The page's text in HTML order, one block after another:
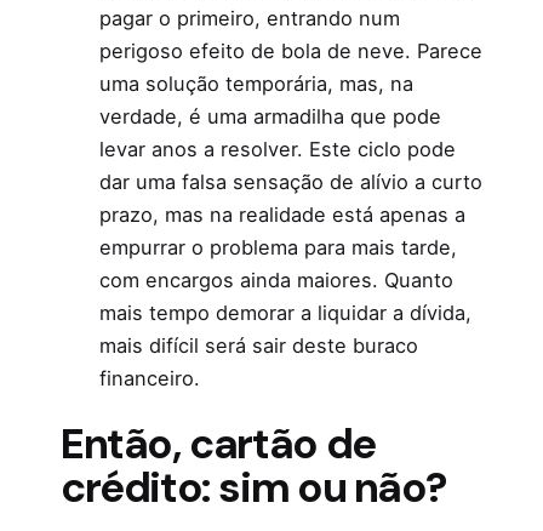
pagar o primeiro, entrando num
perigoso efeito de bola de neve. Parece
uma solução temporária, mas, na
verdade, é uma armadilha que pode
levar anos a resolver. Este ciclo pode
dar uma falsa sensação de alívio a curto
prazo, mas na realidade está apenas a
empurrar o problema para mais tarde,
com encargos ainda maiores. Quanto
mais tempo demorar a liquidar a dívida,
mais difícil será sair deste buraco
financeiro.
Então, cartão de
crédito: sim ou não?